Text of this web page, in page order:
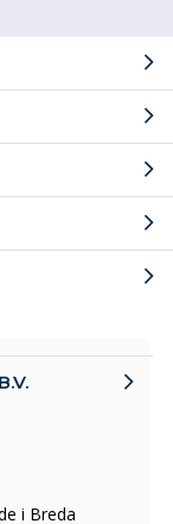
i Breda